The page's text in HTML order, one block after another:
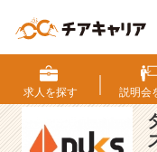
求人を探す 説明会